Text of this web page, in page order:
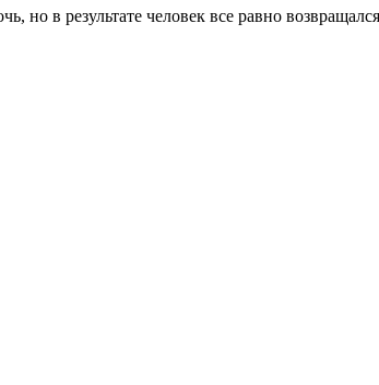
но в результате человек все равно